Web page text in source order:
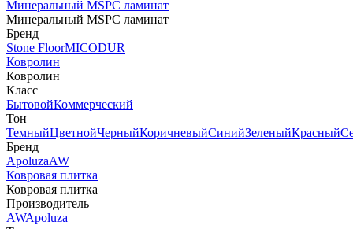
Минеральный MSPC ламинат
Минеральный MSPC ламинат
Бренд
Stone FloorMICODUR
Ковролин
Ковролин
Класс
БытовойКоммерческий
Тон
ТемныйЦветнойЧерныйКоричневыйСинийЗеленыйКрасный
Бренд
ApoluzaAW
Ковровая плитка
Ковровая плитка
Производитель
AWApoluza